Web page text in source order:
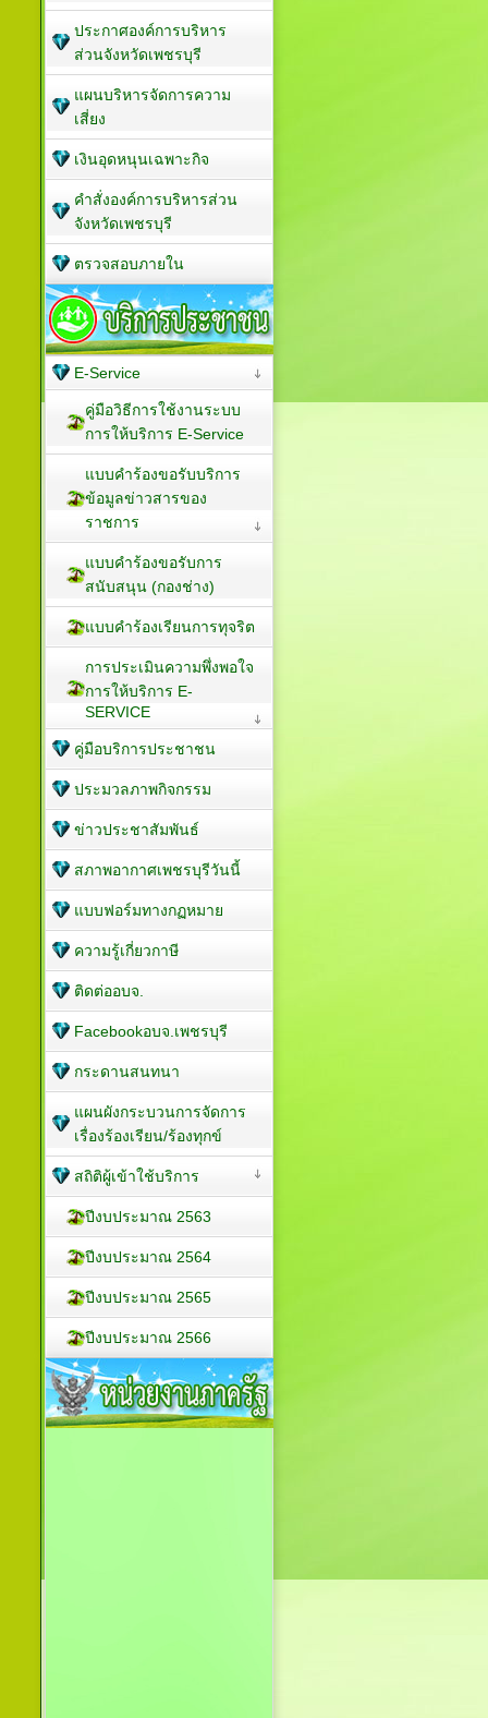
ประกาศองค์การบริหาร
ส่วนจังหวัดเพชรบุรี
แผนบริหารจัดการความ
เสี่ยง
เงินอุดหนุนเฉพาะกิจ
คำสั่งองค์การบริหารส่วน
จังหวัดเพชรบุรี
ตรวจสอบภายใน
E-Service
คู่มือวิธีการใช้งานระบบ
การให้บริการ E-Service
แบบคำร้องขอรับบริการ
ข้อมูลข่าวสารของ
ราชการ
แบบคำร้องขอรับการ
สนับสนุน (กองช่าง)
แบบคำร้องเรียนการทุจริต
การประเมินความพึ่งพอใจ
การให้บริการ E-
SERVICE
คู่มือบริการประชาชน
ประมวลภาพกิจกรรม
ข่าวประชาสัมพันธ์
สภาพอากาศเพชรบุรีวันนี้
แบบฟอร์มทางกฏหมาย
ความรู้เกี่ยวกาษี
ติดต่ออบจ.
Facebookอบจ.เพชรบุรี
กระดานสนทนา
แผนผังกระบวนการจัดการ
เรื่องร้องเรียน/ร้องทุกข์
สถิติผู้เข้าใช้บริการ
ปีงบประมาณ 2563
ปีงบประมาณ 2564
ปีงบประมาณ 2565
ปีงบประมาณ 2566